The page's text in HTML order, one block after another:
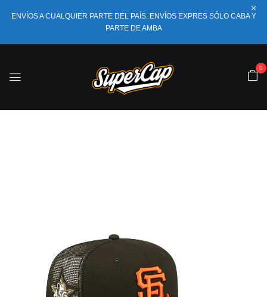
ENVÍOS A CUALQUIER PARTE DEL PAÍS. ENVÍOS EXPRES SÓLO CABA Y
PARTE DE AMBA
0